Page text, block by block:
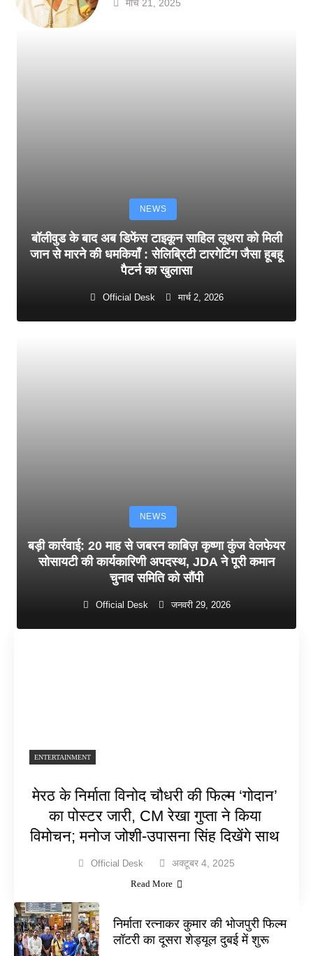
मार्च 21, 2025
NEWS
बॉलीवुड के बाद अब डिफेंस टाइकून साहिल लूथरा को मिली
जान से मारने की धमकियाँ : सेलिब्रिटी टारगेटिंग जैसा हूबहू
पैटर्न का खुलासा
Official Desk मार्च 2, 2026
NEWS
बड़ी कार्रवाई: 20 माह से जबरन काबिज़ कृष्णा कुंज वेलफेयर
सोसायटी की कार्यकारिणी अपदस्थ, JDA ने पूरी कमान
चुनाव समिति को सौंपी
Official Desk जनवरी 29, 2026
ENTERTAINMENT
मेरठ के निर्माता विनोद चौधरी की फिल्म ‘गोदान’
का पोस्टर जारी, CM रेखा गुप्ता ने किया
विमोचन; मनोज जोशी-उपासना सिंह दिखेंगे साथ
Official Desk अक्टूबर 4, 2025
Read More
निर्माता रत्नाकर कुमार की भोजपुरी फिल्म
लॉटरी का दूसरा शेड्यूल दुबई में शुरू